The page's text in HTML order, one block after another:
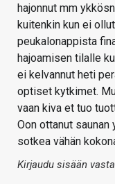
hajonnut mm
kuitenkin kun ei
peukalonappista
hajoamisen tilalle
ei kelvannut heti
optiset kytkimet.
vaan kiva et tuo
Oon ottanut
sotkea vähän
Kirjaudu sisään